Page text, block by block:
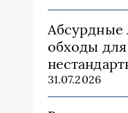
Абсурдные
обходы
31.07.2026